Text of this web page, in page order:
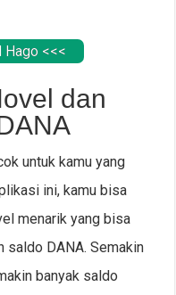
Hago <<<
dan
untuk kamu yang
ini, kamu bisa
menarik yang bisa
saldo DANA. Semakin
banyak saldo